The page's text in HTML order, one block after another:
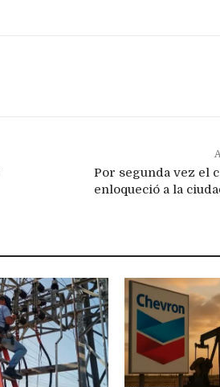
Por segunda vez el
enloqueció a la